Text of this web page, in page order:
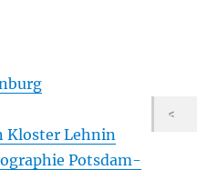
Kloster Lehnin
Potsdam-